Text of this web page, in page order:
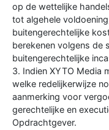
op de wettelijke
tot algehele
buitengerechtelijke
berekenen volgens de
buitengerechtelijke
3. Indien XYTO Media
welke redelijkerwijze
aanmerking voor
gerechtelijke en
Opdrachtgever.